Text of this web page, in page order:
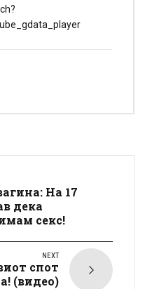
На 17
дека
секс!
NEXT
спот
(видео)